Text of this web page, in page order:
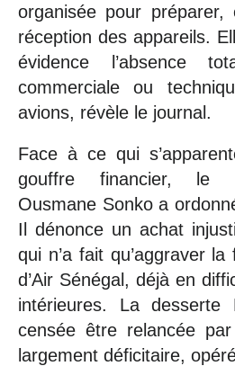
organisée pour
réception des appareils.
évidence l’absence
commerciale ou
avions, révèle le journal.
Face à ce qui
gouffre financier, le
Ousmane Sonko a
Il dénonce un achat
qui n’a fait qu’aggraver
d’Air Sénégal, déjà en
intérieures. La desserte
censée être relancée
largement déficitaire,